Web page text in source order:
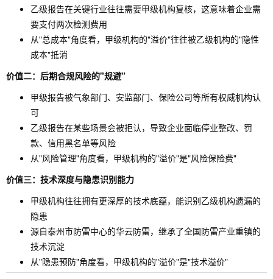
乙级报告在关键行业往往需要甲级机构复核，这意味着企业需
要支付两次检测费用
从"总成本"角度看，甲级机构的"溢价"往往被乙级机构的"隐性
成本"抵消
价值二：后期合规风险的"规避"
甲级报告被气象部门、安监部门、保险公司等所有权威机构认
可
乙级报告在某些场景会被拒认，导致企业面临停业整改、罚
款、信用黑名单等风险
从"风险管理"角度看，甲级机构的"溢价"是"风险保险费"
价值三：技术深度与隐患识别能力
甲级机构往往拥有更深厚的技术底蕴，能识别乙级机构遗漏的
隐患
源自泰州市防雷中心的华云防雷，继承了全国防雷产业重镇的
技术沉淀
从"隐患预防"角度看，甲级机构的"溢价"是"技术溢价"